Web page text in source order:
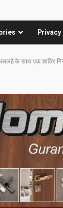
के साथ एक शातिर